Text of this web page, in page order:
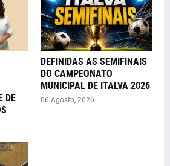
DE
DEFINIDAS AS SEMIFINAIS
DO CAMPEONATO
MUNICIPAL DE ITALVA 2026
06 Agosto, 2026